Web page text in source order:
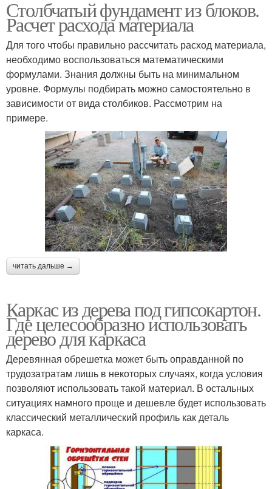
Столбчатый фундамент из блоков.
Расчет расхода материала
Для того чтобы правильно рассчитать расход материала,
необходимо воспользоваться математическими
формулами. Знания должны быть на минимальном
уровне. Формулы подбирать можно самостоятельно в
зависимости от вида столбиков. Рассмотрим на
примере.
читать дальше →
Каркас из дерева под гипсокартон.
Где целесообразно использовать
дерево для каркаса
Деревянная обрешетка может быть оправданной по
трудозатратам лишь в некоторых случаях, когда условия
позволяют использовать такой материал. В остальных
ситуациях намного проще и дешевле будет использовать
классический металлический профиль как деталь
каркаса.